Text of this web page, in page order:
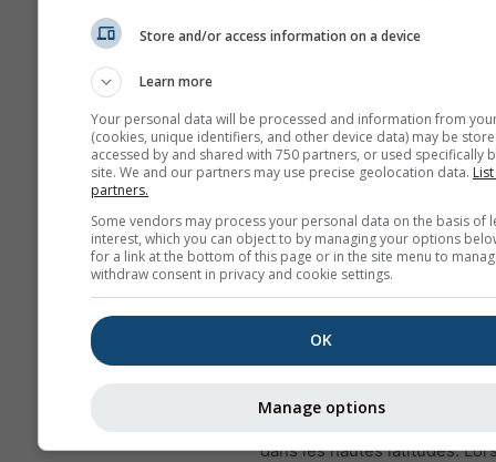
NO₂ enflamme la
pulmonaires
NO₂ provoque des
que respiration sifflante,
Pour l'Europe, le
pollution de l'air a un
pollen pour Trnava.
Pollen de bouleauest l'un des
allergènes aéroportés les
au printemps, ou plus tard
dans les hautes latitudes.
Store and/or access information on a device
Learn more
Your personal data will be processed and information from
(cookies, unique identifiers, and other device data) may be
accessed by and shared with 750 partners, or used specifically
site. We and our partners may use precise geolocation data.
partners.
Some vendors may process your personal data on the basis of
interest, which you can object to by managing your options
for a link at the bottom of this page or in the site menu to
withdraw consent in privacy and cookie settings.
OK
Manage options